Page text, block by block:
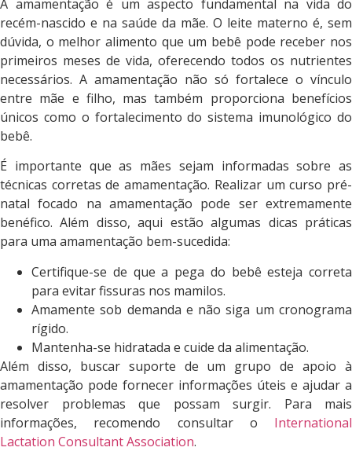
A amamentação é um aspecto fundamental na vida do
recém-nascido e na saúde da mãe. O leite materno é, sem
dúvida, o melhor alimento que um bebê pode receber nos
primeiros meses de vida, oferecendo todos os nutrientes
necessários. A amamentação não só fortalece o vínculo
entre mãe e filho, mas também proporciona benefícios
únicos como o fortalecimento do sistema imunológico do
bebê.
É importante que as mães sejam informadas sobre as
técnicas corretas de amamentação. Realizar um curso pré-
natal focado na amamentação pode ser extremamente
benéfico. Além disso, aqui estão algumas dicas práticas
para uma amamentação bem-sucedida:
Certifique-se de que a pega do bebê esteja correta
para evitar fissuras nos mamilos.
Amamente sob demanda e não siga um cronograma
rígido.
Mantenha-se hidratada e cuide da alimentação.
Além disso, buscar suporte de um grupo de apoio à
amamentação pode fornecer informações úteis e ajudar a
resolver problemas que possam surgir. Para mais
informações, recomendo consultar o International
Lactation Consultant Association.